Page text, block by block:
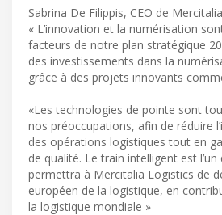
Sabrina De Filippis, CEO de
« L’innovation et la numérisation
facteurs de notre plan stratégique
des investissements dans la
grâce à des projets innovants
«Les technologies de pointe sont
nos préoccupations, afin de réduire
des opérations logistiques tout en
de qualité. Le train intelligent est
permettra à Mercitalia Logistics de
européen de la logistique, en
la logistique mondiale »